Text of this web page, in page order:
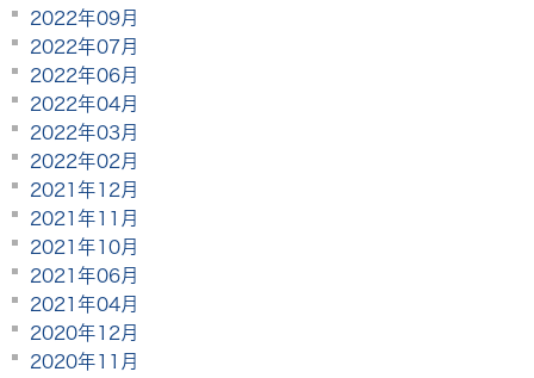
2022年09月
2022年07月
2022年06月
2022年04月
2022年03月
2022年02月
2021年12月
2021年11月
2021年10月
2021年06月
2021年04月
2020年12月
2020年11月